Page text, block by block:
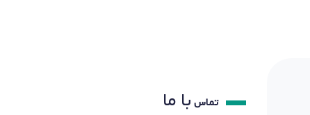
تماس با ما